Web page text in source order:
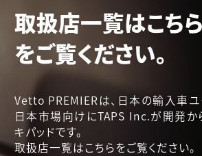
取扱店一覧はこちら
をご覧ください。
Vetto PREMIERは、日本の輸入車
日本市場向けにTAPS Inc.が開発か
キパッドです。
取扱店一覧はこちらをご覧ください。